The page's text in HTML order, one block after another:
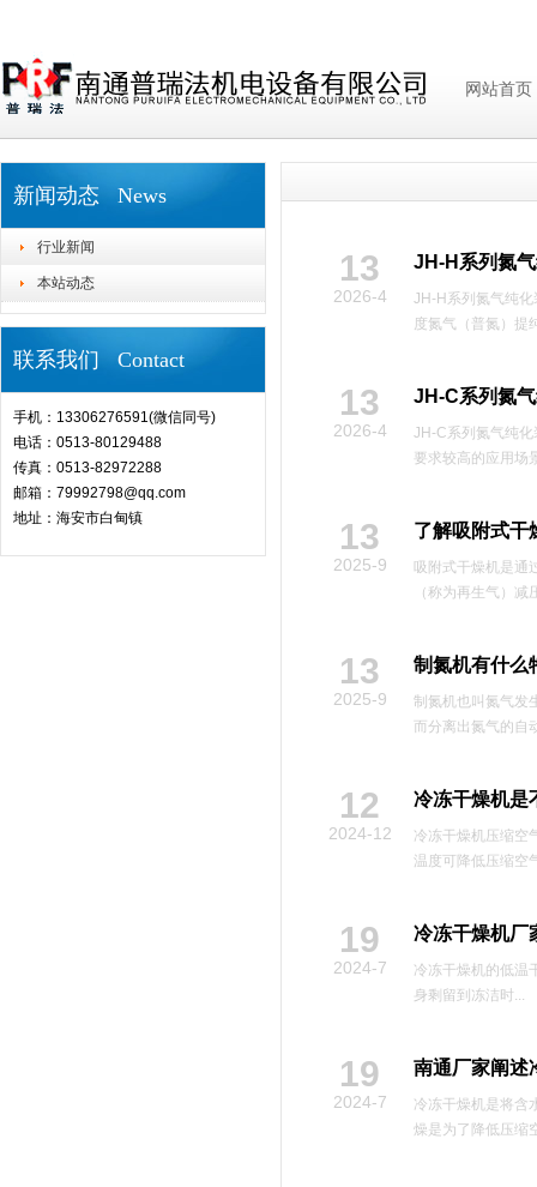
网站首页
新闻动态 News
行业新闻
本站动态
联系我们 Contact
手机：13306276591(微信同号)
电话：0513-80129488
传真：0513-82972288
邮箱：79992798@qq.com
地址：海安市白甸镇
13
2026-4
JH-H系列氮
‌JH-H系列氮气纯
度氮气（普氮）提
13
2026-4
JH-C系列氮
JH-C系列氮气纯
要求较高的应用场
13
2025-9
了解吸附式干
吸附式干燥机是通
（称为再生气）
13
2025-9
制氮机有什么
制氮机也叫氮气发
而分离出氮气的自
12
2024-12
冷冻干燥机是
冷冻干燥机压缩空
温度可降低压缩空
19
2024-7
冷冻干燥机厂
冷冻干燥机的低温
身剩留到冻洁时...
19
2024-7
南通厂家阐述
冷冻干燥机是将含
燥是为了降低压缩